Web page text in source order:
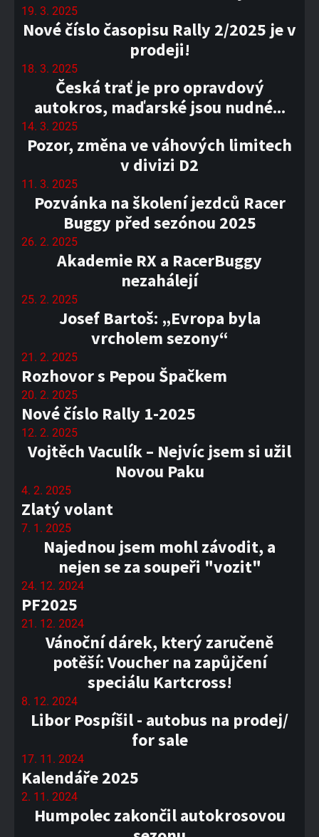
19. 3. 2025
Nové číslo časopisu Rally 2/2025 je v
prodeji!
18. 3. 2025
Česká trať je pro opravdový
autokros, maďarské jsou nudné...
14. 3. 2025
Pozor, změna ve váhových limitech
v divizi D2
11. 3. 2025
Pozvánka na školení jezdců Racer
Buggy před sezónou 2025
26. 2. 2025
Akademie RX a RacerBuggy
nezahálejí
25. 2. 2025
Josef Bartoš: „Evropa byla
vrcholem sezony“
21. 2. 2025
Rozhovor s Pepou Špačkem
20. 2. 2025
Nové číslo Rally 1-2025
12. 2. 2025
Vojtěch Vaculík – Nejvíc jsem si užil
Novou Paku
4. 2. 2025
Zlatý volant
7. 1. 2025
Najednou jsem mohl závodit, a
nejen se za soupeři "vozit"
24. 12. 2024
PF2025
21. 12. 2024
Vánoční dárek, který zaručeně
potěší: Voucher na zapůjčení
speciálu Kartcross!
8. 12. 2024
Libor Pospíšil - autobus na prodej/
for sale
17. 11. 2024
Kalendáře 2025
2. 11. 2024
Humpolec zakončil autokrosovou